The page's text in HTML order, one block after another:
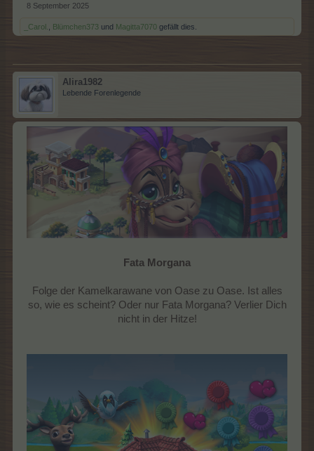
8 September 2025
_Carol. Blümchen373 und Magitta7070 gefällt dies.
Alira1982
Lebende Forenlegende
Fata Morgana
Folge der Kamelkarawane von Oase zu Oase. Ist alles
so, wie es scheint? Oder nur Fata Morgana? Verlier Dich
nicht in der Hitze!